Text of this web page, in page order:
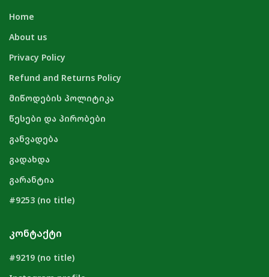
Home
About us
Privacy Policy
Refund and Returns Policy
მიწოდების პოლიტიკა
წესები და პირობები
განვადება
გადახდა
გარანტია
#9253 (no title)
ᲙᲝᲜᲢᲐᲥᲢᲘ
#9219 (no title)